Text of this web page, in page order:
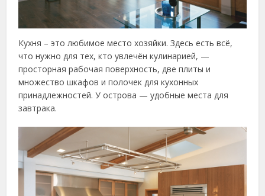
Кухня – это любимое место хозяйки. Здесь есть всё,
что нужно для тех, кто увлечён кулинарией, —
просторная рабочая поверхность, две плиты и
множество шкафов и полочек для кухонных
принадлежностей. У острова — удобные места для
завтрака.